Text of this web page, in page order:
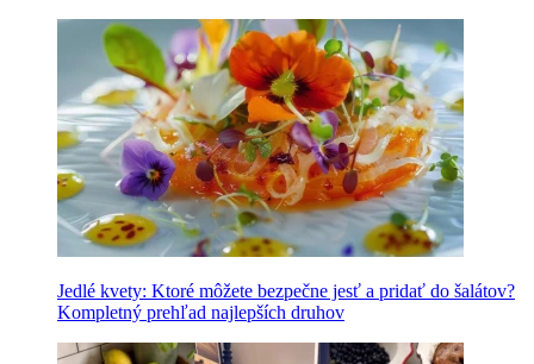
Jedlé kvety: Ktoré môžete bezpečne jesť a pridať do šalátov?
Kompletný prehľad najlepších druhov